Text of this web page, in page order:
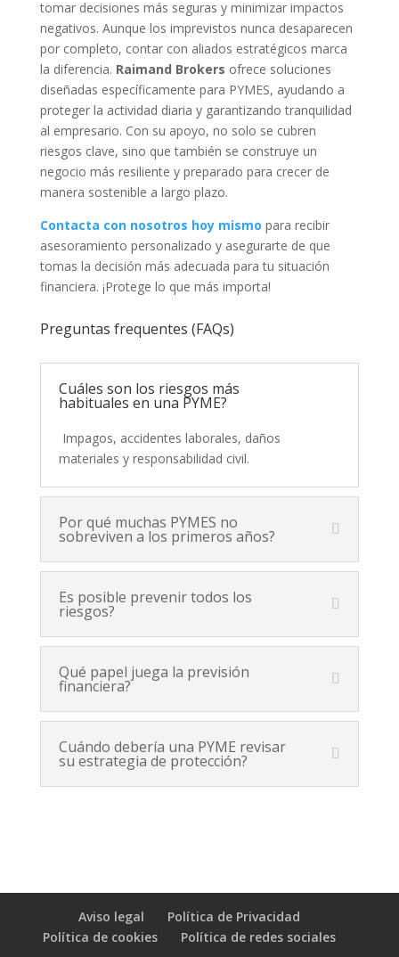
tomar decisiones más seguras y minimizar impactos
negativos. Aunque los imprevistos nunca desaparecen
por completo, contar con aliados estratégicos marca
la diferencia. Raimand Brokers ofrece soluciones
diseñadas específicamente para PYMES, ayudando a
proteger la actividad diaria y garantizando tranquilidad
al empresario. Con su apoyo, no solo se cubren
riesgos clave, sino que también se construye un
negocio más resiliente y preparado para crecer de
manera sostenible a largo plazo.
Contacta con nosotros hoy mismo para recibir
asesoramiento personalizado y asegurarte de que
tomas la decisión más adecuada para tu situación
financiera. ¡Protege lo que más importa!
Preguntas frequentes (FAQs)
Cuáles son los riesgos más
habituales en una PYME?
Impagos, accidentes laborales, daños
materiales y responsabilidad civil.
Por qué muchas PYMES no
sobreviven a los primeros años?
Es posible prevenir todos los
riesgos?
Qué papel juega la previsión
financiera?
Cuándo debería una PYME revisar
su estrategia de protección?
Aviso legal
Política de Privacidad
Política de cookies
Política de redes sociales